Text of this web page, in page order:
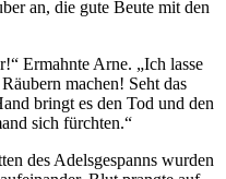
an, die gute Beute mit den
Ermahnte Arne. „Ich lasse
machen! Seht das
bringt es den Tod und den
sich fürchten.“
des Adelsgespanns wurden